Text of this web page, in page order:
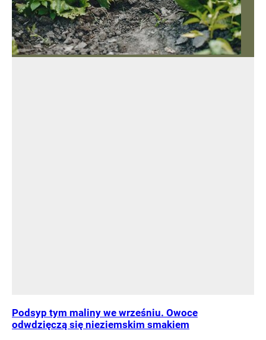
Podsyp tym maliny we wrześniu. Owoce
odwdzięczą się nieziemskim smakiem